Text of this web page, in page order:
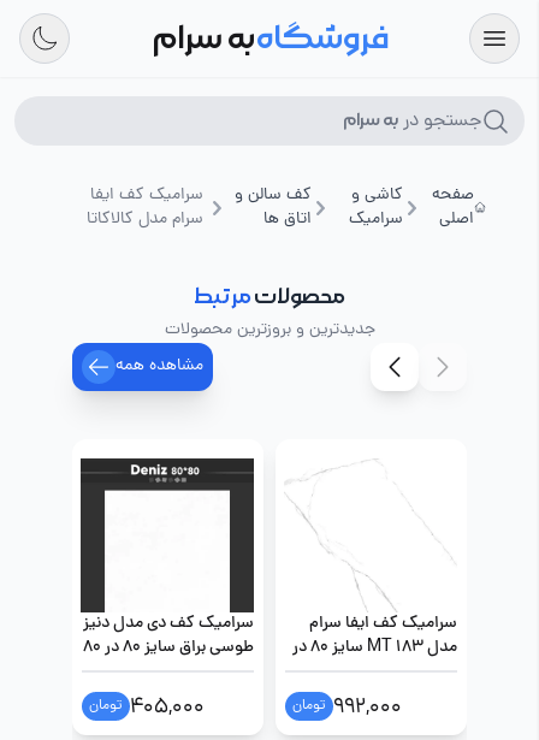
فروشگاهبه سرام
جستجو در به سرام
صفحه
اصلی
کاشی و
سرامیک
کف سالن و
اتاق ها
سرامیک کف ایفا
سرام مدل کالاکاتا
محصولاتمرتبط
جدیدترین و بروزترین محصولات
مشاهده همه
سرامیک کف ایفا سرام
مدل MT 183 سایز 80 در
80
992,000 تومان
سرامیک کف دی مدل دنیز
طوسی براق سایز 80 در 80
405,000 تومان